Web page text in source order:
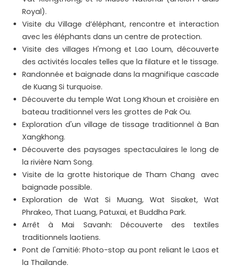
Royal).
Visite du Village d’éléphant, rencontre et interaction
avec les éléphants dans un centre de protection.
Visite des villages H'mong et Lao Loum, découverte
des activités locales telles que la filature et le tissage.
Randonnée et baignade dans la magnifique cascade
de Kuang Si turquoise.
Découverte du temple Wat Long Khoun et croisière en
bateau traditionnel vers les grottes de Pak Ou.
Exploration d'un village de tissage traditionnel à Ban
Xangkhong.
Découverte des paysages spectaculaires le long de
la rivière Nam Song.
Visite de la grotte historique de Tham Chang avec
baignade possible.
Exploration de Wat Si Muang, Wat Sisaket, Wat
Phrakeo, That Luang, Patuxai, et Buddha Park.
Arrêt à Mai Savanh: Découverte des textiles
traditionnels laotiens.
Pont de l'amitié: Photo-stop au pont reliant le Laos et
la Thaïlande.